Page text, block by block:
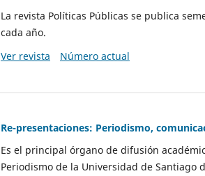
La revista Políticas Públicas se publica
cada año.
Ver revista
Número actual
Re-presentaciones: Periodismo,
Es el principal órgano de difusión
Periodismo de la Universidad de Santiago